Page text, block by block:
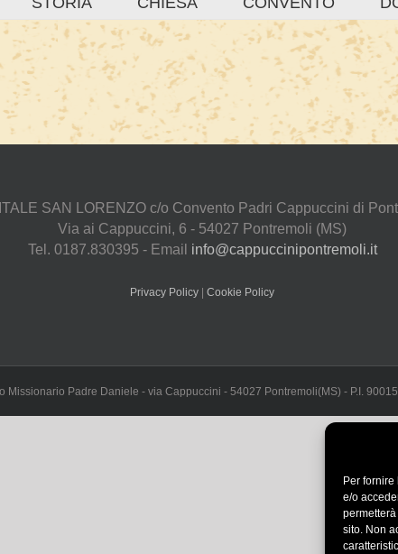
Per
e/o
sito. Non
SAN LORENZO c/o Convento Padri Cappuccini di
Via ai Cappuccini, 6 - 54027 Pontremoli (MS)
Tel. 0187.830395 - Email info@cappuccinipontremoli.it
Privacy Policy Cookie Policy
Missionario Padre Daniele - via Cappuccini - 54027 Pontremoli(MS) - P.I.